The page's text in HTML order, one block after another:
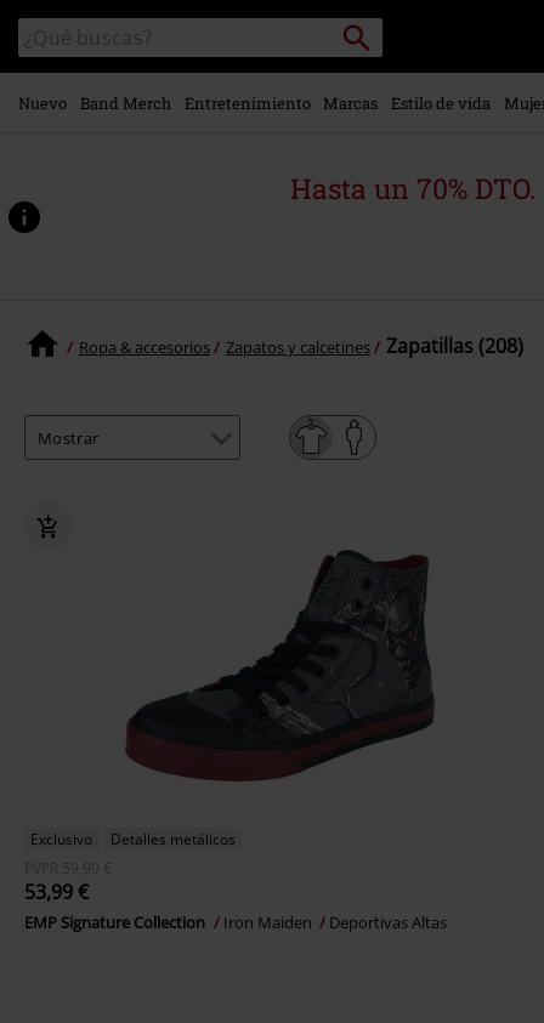
contenido
principal
Buscar
en
el
catálogo
Buscar
Nuevo Band Merch Entretenimiento Marcas Estilo de vida
Hasta un 70%
Ropa & accesorios Zapatos y calcetines Zapatillas (208)
Exclusivo
Detalles metálicos
PVPR
59,99 €
53,99 €
EMP Signature Collection Iron Maiden Deportivas Altas